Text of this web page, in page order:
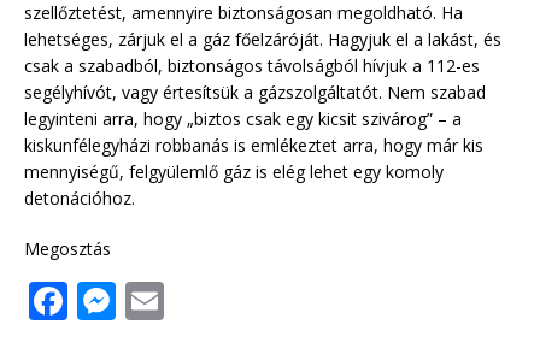
szellőztetést, amennyire biztonságosan megoldható. Ha
lehetséges, zárjuk el a gáz főelzáróját. Hagyjuk el a lakást, és
csak a szabadból, biztonságos távolságból hívjuk a 112-es
segélyhívót, vagy értesítsük a gázszolgáltatót. Nem szabad
legyinteni arra, hogy „biztos csak egy kicsit szivárog” – a
kiskunfélegyházi robbanás is emlékeztet arra, hogy már kis
mennyiségű, felgyülemlő gáz is elég lehet egy komoly
detonációhoz.
Megosztás
F M